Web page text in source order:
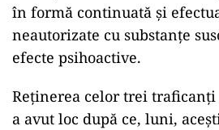
în formă continuată şi
neautorizate cu substanțe
efecte psihoactive.
Reținerea celor trei
a avut loc după ce, luni,